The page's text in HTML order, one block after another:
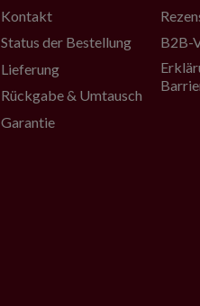
Kontakt
Status der Bestellung
Lieferung
Rückgabe & Umtausch
Garantie
B2B-